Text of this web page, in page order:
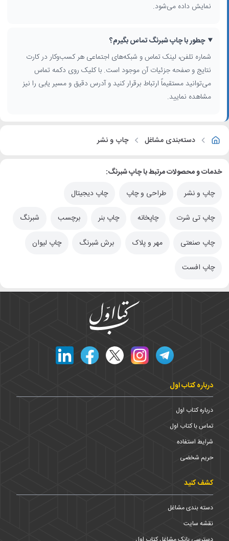
نمایش داده می‌شود.
چطور با چاپ شبرنگ تماس بگیرم؟
شماره تلفن، لینک تماس و شبکه‌های اجتماعی هر کسب‌وکار در کارت
نتایج و صفحه جزئیات آن موجود است. با کلیک روی دکمه تماس
می‌توانید مستقیماً ارتباط برقرار کنید و آدرس دقیق و مسیر یابی را نیز
مشاهده نمایید.
دسته‌بندی مشاغل چاپ و نشر
خدمات و محصولات مرتبط با چاپ شبرنگ:
چاپ و نشر
طراحی و چاپ چاپ دیجیتال
چاپ تی شرت چاپخانه چاپ بنر برچسب شبرنگ
چاپ صنعتی مهر و پلاک برش شبرنگ چاپ لیوان
چاپ افست
درباره کتاب اول
درباره کتاب اول
تماس با کتاب اول
شرایط استفاده
حریم شخضی
کشف کنید
دسته بندی مشاغل
نقشه سایت